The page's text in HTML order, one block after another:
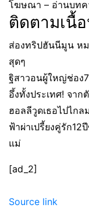
โฆษณา – อ่านบทค
ติดตามเนื้
ส่องทริปฮันนีมูน ห
สุดๆ
ฐิสาวอนผู้ใหญ่ช่อง
อึ้งทั้งประเทศ! จา
ฮอลลีวูดเธอไปไกล
ฟ้าผ่าเปรี้ยงคู่รัก12
แม่
[ad_2]
Source link